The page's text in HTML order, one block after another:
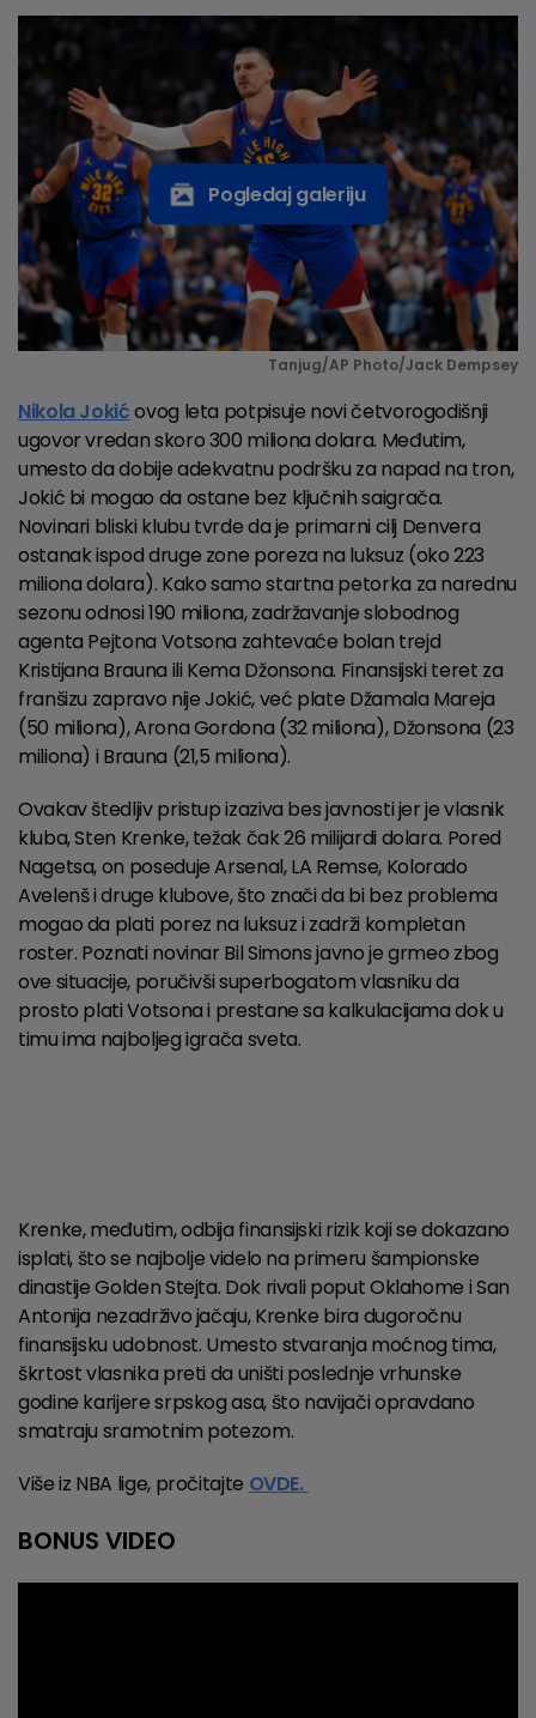
Tanjug/AP Photo/Jack Dempsey
Pogledaj galeriju
Nikola Jokićovog leta potpisuje novi četvorogodišnji
ugovor vredan skoro 300 miliona dolara. Međutim,
umesto da dobije adekvatnu podršku za napad na tron,
Jokić bi mogao da ostane bez ključnih saigrača.
Novinari bliski klubu tvrde da je primarni cilj Denvera
ostanak ispod druge zone poreza na luksuz (oko 223
miliona dolara). Kako samo startna petorka za narednu
sezonu odnosi 190 miliona, zadržavanje slobodnog
agenta Pejtona Votsona zahtevaće bolan trejd
Kristijana Brauna ili Kema Džonsona. Finansijski teret za
franšizu zapravo nije Jokić, već plate Džamala Mareja
(50 miliona), Arona Gordona (32 miliona), Džonsona (23
miliona) i Brauna (21,5 miliona).
Ovakav štedljiv pristup izaziva bes javnosti jer je vlasnik
kluba, Sten Krenke, težak čak 26 milijardi dolara. Pored
Nagetsa, on poseduje Arsenal, LA Remse, Kolorado
Avelenš i druge klubove, što znači da bi bez problema
mogao da plati porez na luksuz i zadrži kompletan
roster. Poznati novinar Bil Simons javno je grmeo zbog
ove situacije, poručivši superbogatom vlasniku da
prosto plati Votsona i prestane sa kalkulacijama dok u
timu ima najboljeg igrača sveta.
Krenke, međutim, odbija finansijski rizik koji se dokazano
isplati, što se najbolje videlo na primeru šampionske
dinastije Golden Stejta. Dok rivali poput Oklahome i San
Antonija nezadrživo jačaju, Krenke bira dugoročnu
finansijsku udobnost. Umesto stvaranja moćnog tima,
škrtost vlasnika preti da uništi poslednje vrhunske
godine karijere srpskog asa, što navijači opravdano
smatraju sramotnim potezom.
Više iz NBA lige, pročitajte OVDE.
BONUS VIDEO